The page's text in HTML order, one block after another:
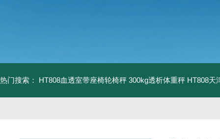
热门搜索： HT808血透室带座椅轮椅秤 300kg透析体重秤 HT808天